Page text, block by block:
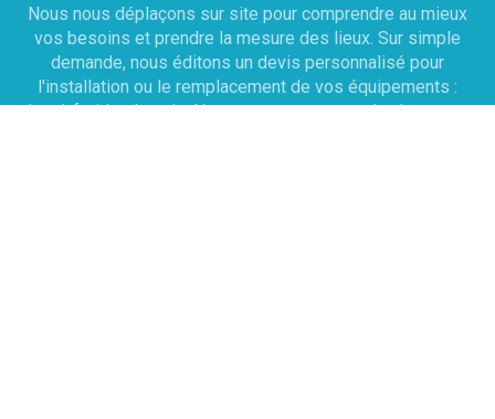
Nous nous déplaçons sur site pour comprendre au mieux
vos besoins et prendre la mesure des lieux. Sur simple
demande, nous éditons un devis personnalisé pour
l'installation ou le remplacement de vos équipements :
chaud, froid et laverie. Nous nous engageons à adapter nos